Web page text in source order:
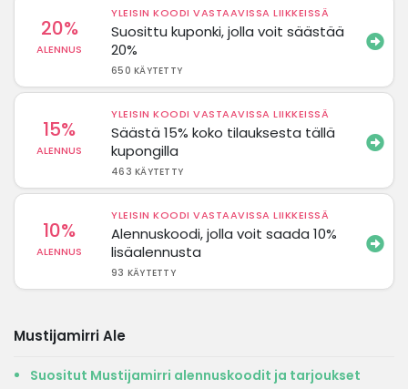
20%
ALENNUS
YLEISIN KOODI VASTAAVISSA LIIKKEISSÄ
Suosittu kuponki, jolla voit säästää
20%
650 KÄYTETTY
15%
ALENNUS
YLEISIN KOODI VASTAAVISSA LIIKKEISSÄ
Säästä 15% koko tilauksesta tällä
kupongilla
463 KÄYTETTY
10%
ALENNUS
YLEISIN KOODI VASTAAVISSA LIIKKEISSÄ
Alennuskoodi, jolla voit saada 10%
lisäalennusta
93 KÄYTETTY
Mustijamirri Ale
Suositut Mustijamirri alennuskoodit ja tarjoukset